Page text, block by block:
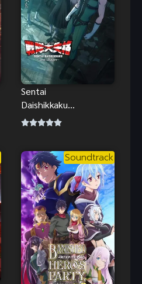
Sentai
Daishikkaku
2nd Season
2
Soundtrack